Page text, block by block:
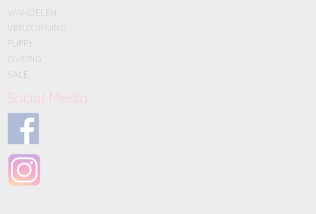
WANDELEN
VERZORGING
PUPPY
OVERIG
SALE
Social Media